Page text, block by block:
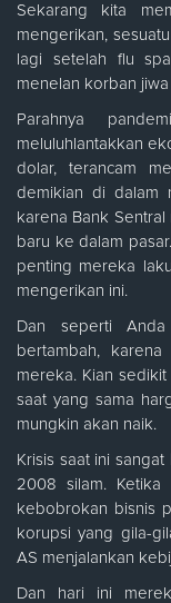
Sekarang kita
mengerikan,
lagi setelah flu
menelan korban
Parahnya
meluluhlantakkan
dolar, terancam
demikian di dalam
karena Bank
baru ke dalam
penting mereka
mengerikan ini.
Dan seperti
bertambah,
mereka. Kian
saat yang sama
mungkin akan naik.
Krisis saat ini
2008 silam.
kebobrokan bisnis
korupsi yang gila-
AS menjalankan
Dan hari ini